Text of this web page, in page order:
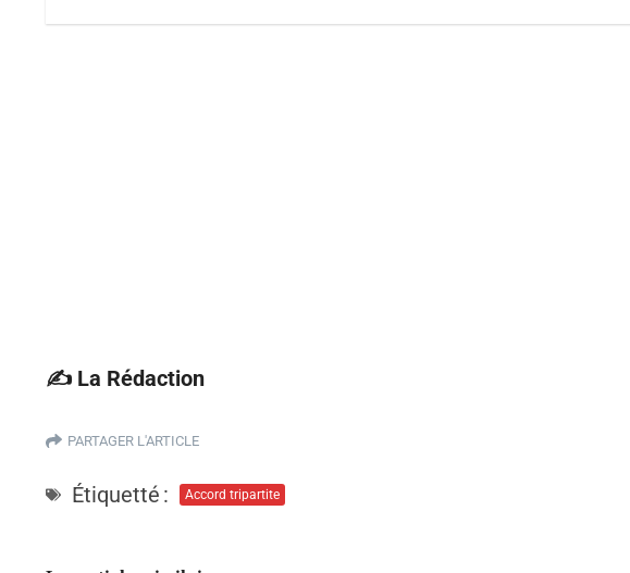
✍️ La Rédaction
PARTAGER L'ARTICLE
Étiquetté : Accord tripartite